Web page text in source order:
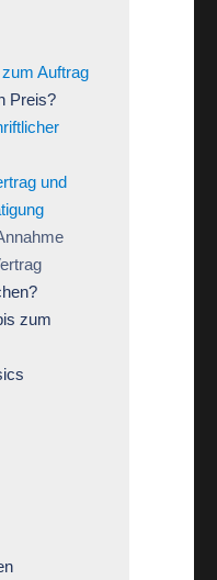
Auftrag
Preis?
und
zum